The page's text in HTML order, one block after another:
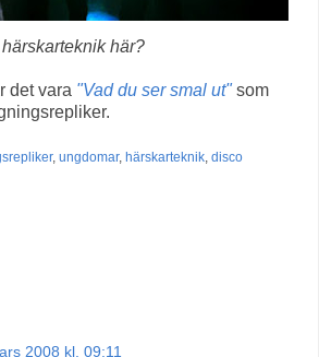
här?
det vara "Vad du ser smal ut" som
, ungdomar, härskarteknik, disco
2008 kl. 09:11